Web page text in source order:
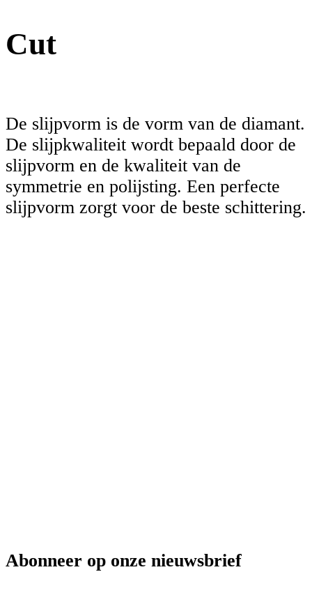
Cut
De slijpvorm is de vorm van de diamant.
De slijpkwaliteit wordt bepaald door de
slijpvorm en de kwaliteit van de
symmetrie en polijsting. Een perfecte
slijpvorm zorgt voor de beste schittering.
Abonneer op onze nieuwsbrief